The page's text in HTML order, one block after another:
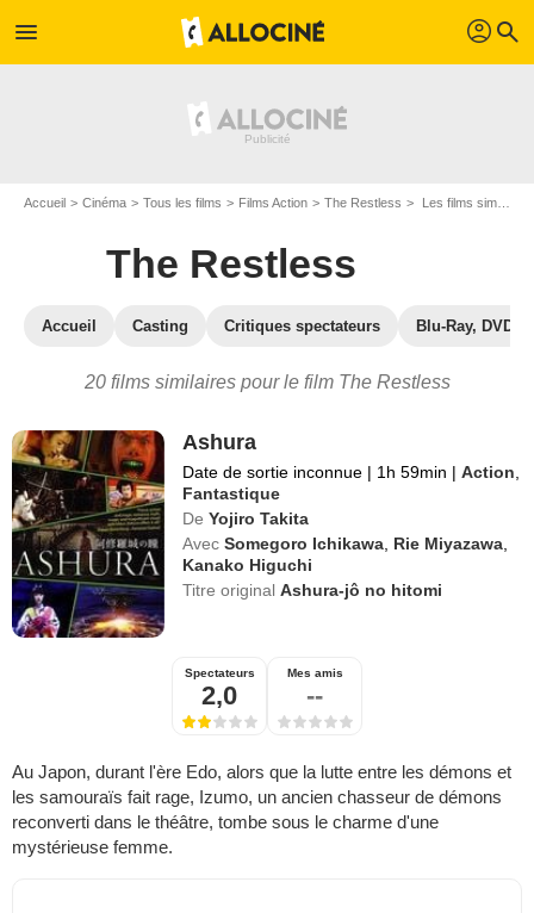
menu profil search
Accueil Cinéma Tous les films Films Action The Restless Les films similaires à "The Restless"
The Restless
Accueil Casting Critiques spectateurs Blu-Ray, DVD
20 films similaires pour le film The Restless
Ashura
Date de sortie inconnue | 1h 59min | Action
Fantastique
De Yojiro Takita
Avec Somegoro Ichikawa Rie Miyazawa
Kanako Higuchi
Titre originalAshura-jô no hitomi
Spectateurs
2,0
Mes amis
--
Au Japon, durant l'ère Edo, alors que la lutte entre les démons et
les samouraïs fait rage, Izumo, un ancien chasseur de démons
reconverti dans le théâtre, tombe sous le charme d'une
mystérieuse femme.